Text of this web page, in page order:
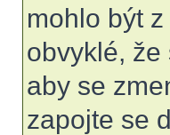
mohlo být
obvyklé,
aby se
zapojte se